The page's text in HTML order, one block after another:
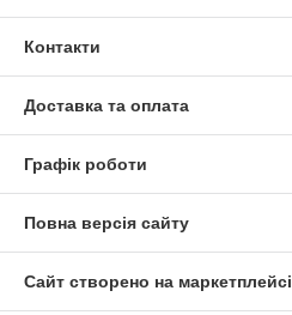
Контакти
Доставка та оплата
Графік роботи
Повна версія сайту
Сайт створено на маркетплейсі